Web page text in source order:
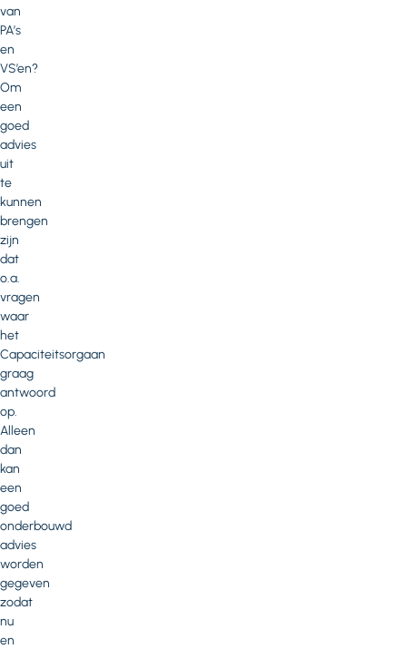
van
PA’s
en
VS’en?
Om
een
goed
advies
uit
te
kunnen
brengen
zijn
dat
o.a.
vragen
waar
het
Capaciteitsorgaan
graag
antwoord
op.
Alleen
dan
kan
een
goed
onderbouwd
advies
worden
gegeven
zodat
nu
en